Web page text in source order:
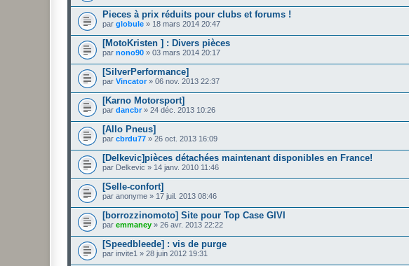
Pieces à prix réduits pour clubs et forums !
par globule » 18 mars 2014 20:47
[MotoKristen ] : Divers pièces
par nono90 » 03 mars 2014 20:17
[SilverPerformance]
par Vincator» 06 nov. 2013 22:37
[Karno Motorsport]
par dancbr» 24 déc. 2013 10:26
[Allo Pneus]
par cbrdu77 » 26 oct. 2013 16:09
[Delkevic]pièces détachées maintenant disponibles en France!
par Delkevic » 14 janv. 2010 11:46
[Selle-confort]
par anonyme » 17 juil. 2013 08:46
[borrozzinomoto] Site pour Top Case GIVI
par emmaney » 26 avr. 2013 22:22
[Speedbleede] : vis de purge
par invite1 » 28 juin 2012 19:31